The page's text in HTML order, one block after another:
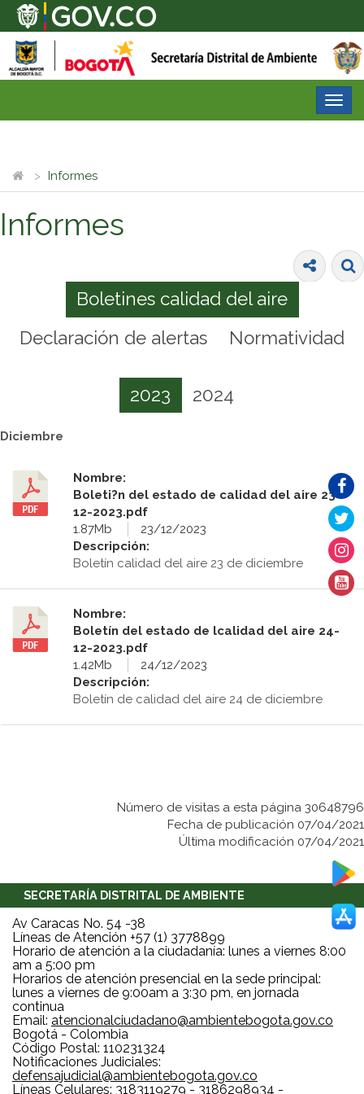
Informes
Informes
Boletines calidad del aire
Declaración de alertas
Normatividad
2023 2024
Diciembre
Nombre:
Boleti?n del estado de calidad del aire 23-
12-2023.pdf
1.87Mb
23/12/2023
Descripción:
Boletín calidad del aire 23 de diciembre
Nombre:
Boletín del estado de lcalidad del aire 24-
12-2023.pdf
1.42Mb
24/12/2023
Descripción:
Boletín de calidad del aire 24 de diciembre
Número de visitas a esta página 30648796
Fecha de publicación 07/04/2021
Última modificación 07/04/2021
SECRETARÍA DISTRITAL DE AMBIENTE
Av Caracas No. 54 -38
Líneas de Atención +57 (1) 3778899
Horario de atención a la ciudadanía: lunes a viernes 8:00
am a 5:00 pm
Horarios de atención presencial en la sede principal:
lunes a viernes de 9:00am a 3:30 pm, en jornada
continua
Email: atencionalciudadano@ambientebogota.gov.co
Bogotá - Colombia
Código Postal: 110231324
Notificaciones Judiciales:
defensajudicial@ambientebogota.gov.co
Líneas Celulares: 3183119279 - 3186298934 -